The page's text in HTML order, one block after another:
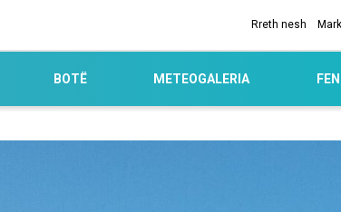
Rreth nesh
BOTË METEOGALERIA